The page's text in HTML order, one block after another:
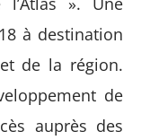
à destination
de la région.
de
auprès des